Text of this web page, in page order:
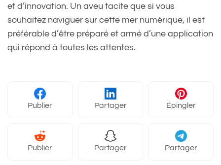
et d’innovation. Un aveu tacite que si vous
souhaitez naviguer sur cette mer numérique, il est
préférable d’être préparé et armé d’une application
qui répond à toutes les attentes.
Publier Partager Épingler
Publier Partager Partager